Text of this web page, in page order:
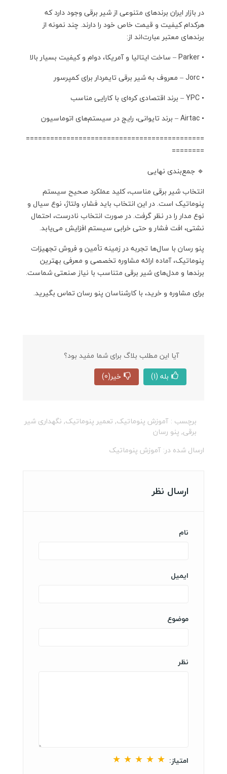
در بازار ایران برندهای متنوعی از شیر برقی وجود دارد که
هرکدام کیفیت و قیمت خاص خود را دارند. چند نمونه از
برندهای معتبر عبارت‌اند از:
• Parker – ساخت ایتالیا و آمریکا، دوام و کیفیت بسیار بالا
• Jorc – معروف به شیر برقی تایمر‌دار برای کمپرسور
• YPC – برند اقتصادی کره‌ای با کارایی مناسب
• Airtac – برند تایوانی، رایج در سیستم‌های اتوماسیون
============================================
========
🔹 جمع‌بندی نهایی
انتخاب شیر برقی مناسب، کلید عملکرد صحیح سیستم
پنوماتیک است. در این انتخاب باید فشار، ولتاژ، نوع سیال و
نوع مدار را در نظر گرفت. در صورت انتخاب نادرست، احتمال
نشتی، افت فشار و حتی خرابی سیستم افزایش می‌یابد.
پنو رسان با سال‌ها تجربه در زمینه تأمین و فروش تجهیزات
پنوماتیک، آماده ارائه مشاوره تخصصی و معرفی بهترین
برندها و مدل‌های شیر برقی متناسب با نیاز صنعتی شماست.
برای مشاوره و خرید، با کارشناسان پنو رسان تماس بگیرید.
آیا این مطلب بلاگ برای شما مفید بود؟
بله (1) خیر(0)
برچسب : آموزش پنوماتیک, تعمیر پنوماتیک, نگهداری شیر
برقی, پنو رسان
ارسال شده در: آموزش پنوماتیک
ارسال نظر
نام
ایمیل
موضوع
نظر
امتیاز: ★
★
★
★
★